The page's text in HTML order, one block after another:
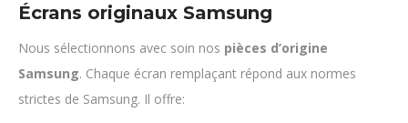
Écrans originaux Samsung
Nous sélectionnons avec soin nos pièces d’origine
Samsung. Chaque écran remplaçant répond aux normes
strictes de Samsung. Il offre: